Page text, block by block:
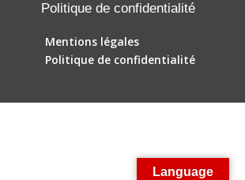
Politique de confidentialité
Mentions légales
Politique de confidentialité
Language